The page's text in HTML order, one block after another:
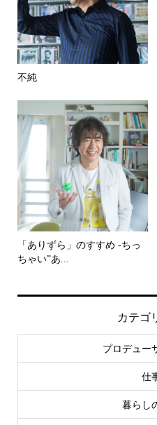
不純
「ありずら」のすすめ -ちっ
ちゃい”あ...
カテゴ
プロデュー
仕
暮らし